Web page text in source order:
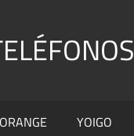
ORANGE YOIGO